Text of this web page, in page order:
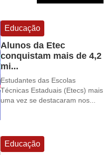
Educação
Alunos da Etec
conquistam mais de 4,2
mi...
Estudantes das Escolas
Técnicas Estaduais (Etecs) mais
uma vez se destacaram nos...
Educação